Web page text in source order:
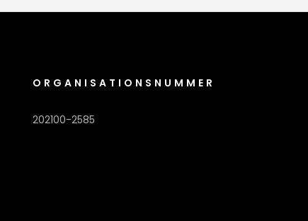
ORGANISATIONSNUMMER
202100-2585